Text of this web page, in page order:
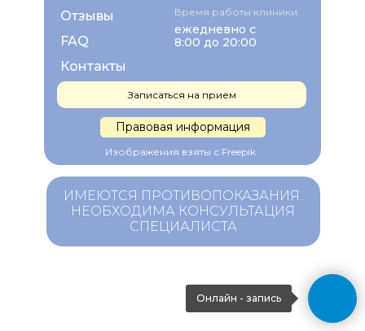
Правовая информация
Отзывы
FAQ
Контакты
ежедневно с
8:00 до 20:00
Время работы клиники
Записаться на прием
Изображения взяты с Freepik
ИМЕЮТСЯ ПРОТИВОПОКАЗАНИЯ.
НЕОБХОДИМА КОНСУЛЬТАЦИЯ
СПЕЦИАЛИСТА
Онлайн - запись